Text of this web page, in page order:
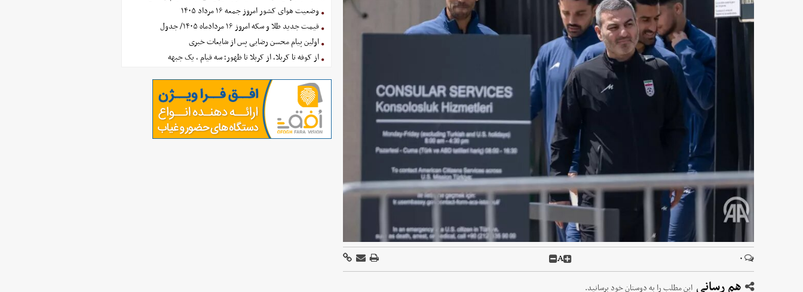
۰ A
هم رسانی این مطلب را به دوستان خود برسانید.
وضعیت هوای کشور امروز جمعه ۱۶ مرداد ۱۴۰۵
قیمت جدید طلا و سکه امروز ۱۶ مردادماه ۱۴۰۵/ جدول
اولین پیام محسن رضایی پس از شایعات خبری
از کوفه تا کربلا، از کربلا تا ظهور؛ سه قیام ، یک جبهه